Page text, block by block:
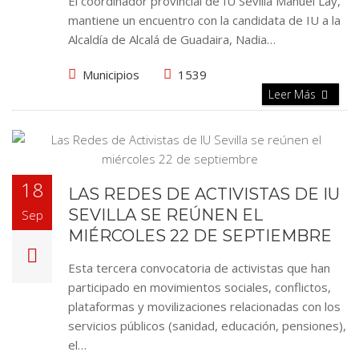
mantiene un encuentro con la candidata de IU a la
Alcaldía de Alcalá de Guadaira, Nadia…
Municipios 1539
Leer Más
18
Sep
LAS REDES DE ACTIVISTAS DE IU
SEVILLA SE REÚNEN EL
MIÉRCOLES 22 DE SEPTIEMBRE
Esta tercera convocatoria de activistas que han
participado en movimientos sociales, conflictos,
plataformas y movilizaciones relacionadas con los
servicios públicos (sanidad, educación, pensiones),
el…